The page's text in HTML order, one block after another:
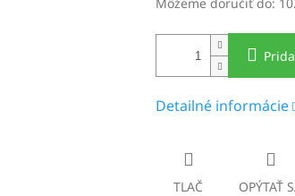
Môžeme doručiť do:
Detailné informácie
TLAČ OPÝTAŤ